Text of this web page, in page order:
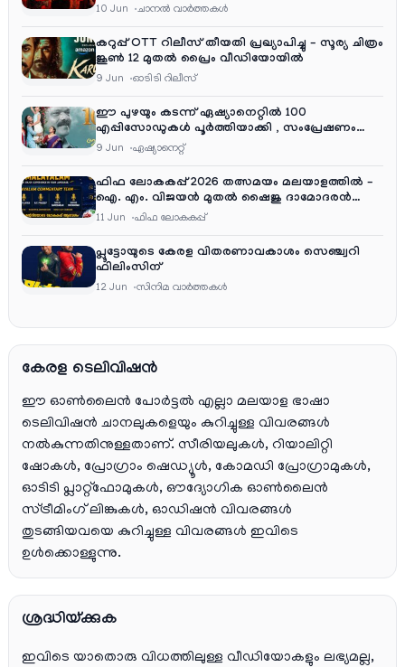
10 Jun ചാനല്‍ വാര്‍ത്തകള്‍
കറുപ്പ് OTT റിലീസ് തീയതി പ്രഖ്യാപിച്ചു – സൂര്യ ചിത്രം
ജൂൺ 12 മുതൽ പ്രൈം വീഡിയോയിൽ
9 Jun ഓടിടി റിലീസ്
ഈ പുഴയും കടന്ന് ഏഷ്യാനെറ്റിൽ 100
എപ്പിസോഡുകൾ പൂർത്തിയാക്കി , സംപ്രേഷണം
തിങ്കൾ മുതൽ വെള്ളി വരെ രാത്രി 9:30 ന്
9 Jun ഏഷ്യാനെറ്റ്‌
ഫിഫ ലോകകപ്പ് 2026 തത്സമയം മലയാളത്തിൽ –
ഐ. എം. വിജയൻ മുതൽ ഷൈജു ദാമോദരൻ
വരെ കമന്ററി സംഘത്തിൽ
11 Jun ഫിഫ ലോകകപ്പ്
പ്ലൂട്ടോയുടെ കേരള വിതരണാവകാശം സെഞ്ച്വറി
ഫിലിംസിന്
12 Jun സിനിമ വാര്‍ത്തകള്‍
കേരള ടെലിവിഷൻ
ഈ ഓൺലൈൻ പോർട്ടൽ എല്ലാ മലയാള ഭാഷാ
ടെലിവിഷൻ ചാനലുകളെയും കുറിച്ചുള്ള വിവരങ്ങൾ
നൽകുന്നതിനുള്ളതാണ്. സീരിയലുകൾ, റിയാലിറ്റി
ഷോകൾ, പ്രോഗ്രാം ഷെഡ്യൂൾ, കോമഡി പ്രോഗ്രാമുകൾ,
ഓടിടി പ്ലാറ്റ്‌ഫോമുകൾ, ഔദ്യോഗിക ഓൺലൈൻ
സ്ട്രീമിംഗ് ലിങ്കുകൾ, ഓഡിഷൻ വിവരങ്ങൾ
തുടങ്ങിയവയെ കുറിച്ചുള്ള വിവരങ്ങൾ ഇവിടെ
ഉൾക്കൊള്ളുന്നു.
ശ്രദ്ധിയ്ക്കുക
ഇവിടെ യാതൊരു വിധത്തിലുള്ള വീഡിയോകളും ലഭ്യമല്ല,